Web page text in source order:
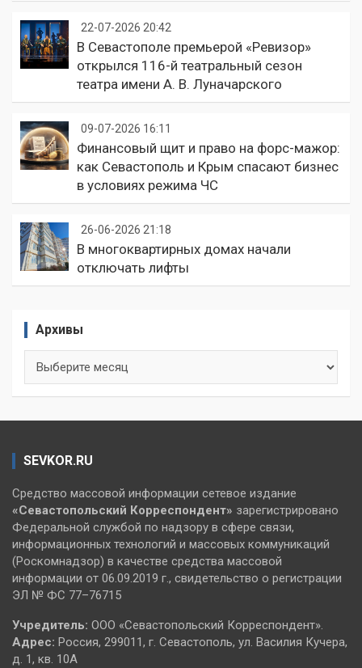
22-07-2026 20:42
В Севастополе премьерой «Ревизор»
открылся 116-й театральный сезон
театра имени А. В. Луначарского
09-07-2026 16:11
Финансовый щит и право на форс-мажор:
как Севастополь и Крым спасают бизнес
в условиях режима ЧС
26-06-2026 21:18
В многоквартирных домах начали
отключать лифты
Архивы
SEVKOR.RU
Средство массовой информации сетевое издание
«Севастопольский Корреспондент» зарегистрировано
Федеральной службой по надзору в сфере связи,
информационных технологий и массовых коммуникаций
(Роскомнадзор) в качестве средства массовой
информации от 06.09.2019 г., свидетельство о регистрации
ЭЛ № ФС 77–76715
Учредитель: ООО «Севастопольский Корреспондент».
Адрес: Россия, 299011, г. Севастополь, ул. Василия Кучера,
д. 1, кв. 10А